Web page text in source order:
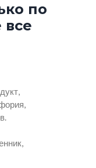
по
все